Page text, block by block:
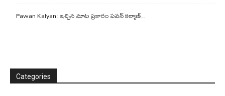
Pawan Kalyan: ఇచ్చిన మాట ప్రకారం పవన్ కల్యాణ్..
Categories